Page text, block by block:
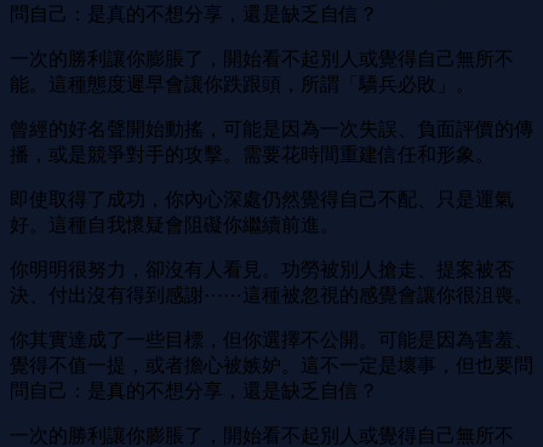
問自己：是真的不想分享，還是缺乏自信？
一次的勝利讓你膨脹了，開始看不起別人或覺得自己無所不
能。這種態度遲早會讓你跌跟頭，所謂「驕兵必敗」。
曾經的好名聲開始動搖，可能是因為一次失誤、負面評價的傳
播，或是競爭對手的攻擊。需要花時間重建信任和形象。
即使取得了成功，你內心深處仍然覺得自己不配、只是運氣
好。這種自我懷疑會阻礙你繼續前進。
你明明很努力，卻沒有人看見。功勞被別人搶走、提案被否
決、付出沒有得到感謝⋯⋯這種被忽視的感覺會讓你很沮喪。
你其實達成了一些目標，但你選擇不公開。可能是因為害羞、
覺得不值一提，或者擔心被嫉妒。這不一定是壞事，但也要問
問自己：是真的不想分享，還是缺乏自信？
一次的勝利讓你膨脹了，開始看不起別人或覺得自己無所不